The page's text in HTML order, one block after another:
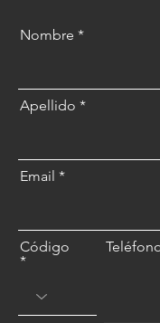
Nombre
Apellido
Email
Código